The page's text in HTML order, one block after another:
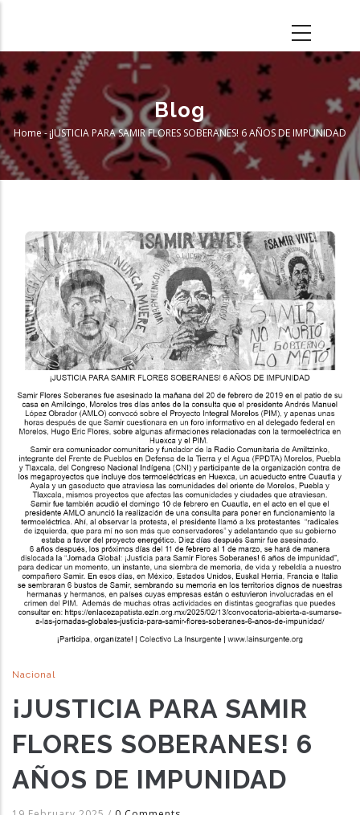
main
content
Blog
Breadcrumb
Home-¡JUSTICIA PARA SAMIR FLORES SOBERANES! 6 AÑOS DE IMPUNIDAD
Nacional
¡JUSTICIA PARA SAMIR
FLORES SOBERANES! 6
AÑOS DE IMPUNIDAD